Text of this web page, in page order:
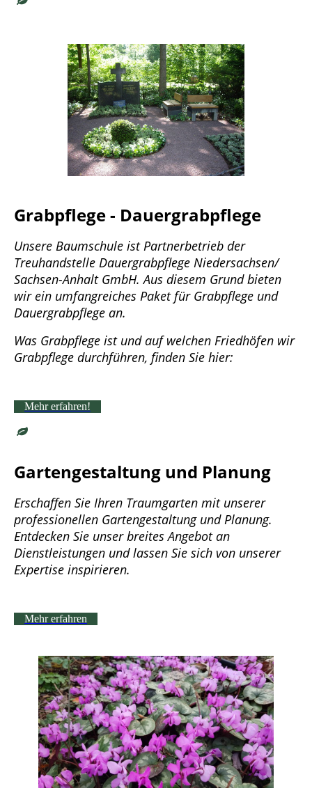
Grabpflege - Dauergrabpflege
Unsere Baumschule ist Partnerbetrieb der
Treuhandstelle Dauergrabpflege Niedersachsen/
Sachsen-Anhalt GmbH. Aus diesem Grund bieten
wir ein umfangreiches Paket für Grabpflege und
Dauergrabpflege an.
Was Grabpflege ist und auf welchen Friedhöfen wir
Grabpflege durchführen, finden Sie hier:
Mehr erfahren!
Gartengestaltung und Planung
Erschaffen Sie Ihren Traumgarten mit unserer
professionellen Gartengestaltung und Planung.
Entdecken Sie unser breites Angebot an
Dienstleistungen und lassen Sie sich von unserer
Expertise inspirieren.
Mehr erfahren